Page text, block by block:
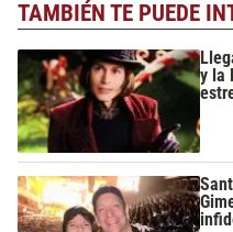
TAMBIÉN TE PUEDE
y la